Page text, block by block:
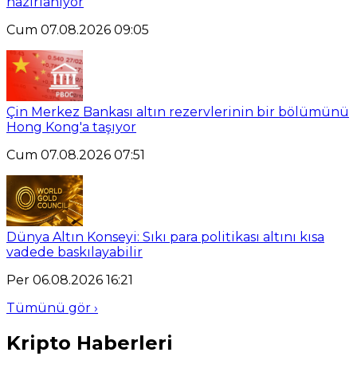
Cum 07.08.2026 09:05
Çin Merkez Bankası altın rezervlerinin bir bölümünü
Hong Kong'a taşıyor
Cum 07.08.2026 07:51
Dünya Altın Konseyi: Sıkı para politikası altını kısa
vadede baskılayabilir
Per 06.08.2026 16:21
Tümünü gör ›
Kripto Haberleri